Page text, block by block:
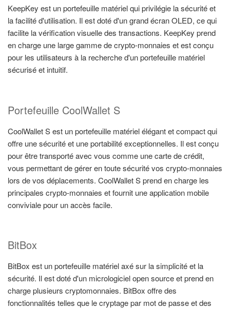
KeepKey est un portefeuille matériel qui privilégie la sécurité et
la facilité d'utilisation. Il est doté d'un grand écran OLED, ce qui
facilite la vérification visuelle des transactions. KeepKey prend
en charge une large gamme de crypto-monnaies et est conçu
pour les utilisateurs à la recherche d'un portefeuille matériel
sécurisé et intuitif.
Portefeuille CoolWallet S
CoolWallet S est un portefeuille matériel élégant et compact qui
offre une sécurité et une portabilité exceptionnelles. Il est conçu
pour être transporté avec vous comme une carte de crédit,
vous permettant de gérer en toute sécurité vos crypto-monnaies
lors de vos déplacements. CoolWallet S prend en charge les
principales crypto-monnaies et fournit une application mobile
conviviale pour un accès facile.
BitBox
BitBox est un portefeuille matériel axé sur la simplicité et la
sécurité. Il est doté d'un micrologiciel open source et prend en
charge plusieurs cryptomonnaies. BitBox offre des
fonctionnalités telles que le cryptage par mot de passe et des